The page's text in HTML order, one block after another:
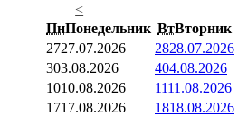
<
ПнПонедельник ВтВторник
2727.07.2026 2828.07.2026
303.08.2026 404.08.2026
1010.08.2026 1111.08.2026
1717.08.2026 1818.08.2026